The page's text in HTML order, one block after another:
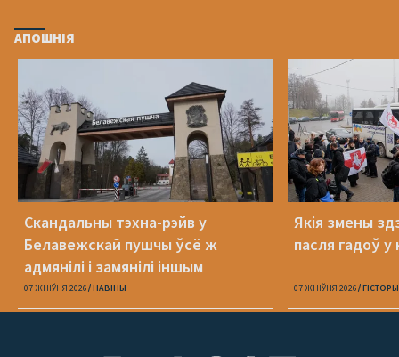
АПОШНІЯ
Скандальны тэхна-рэйв у
Белавежскай пушчы ўсё ж
адмянілі і замянілі іншым
07 ЖНІЎНЯ 2026 НАВІНЫ
Якія змены
пасля гадоў у
07 ЖНІЎНЯ 2026